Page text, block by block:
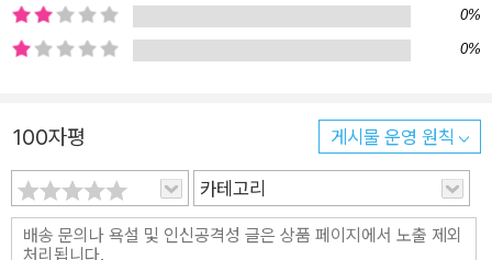
신의 지문이 묻은 칼이 발견되었고 자신이 유력한 살인 용의자로
지목되고 있음을 확인한다. 뜻밖의 소식에 당황하던 차에 누군가
을 날린다. 전처의 죽음이라는 1부의 충격적인 사건은 이 작품을
손에 땀을 쥐게 하는 추리소설 같은 분위기로 이끈다. 이러한 긴
장감은 소설이 끝날 때까지 이어지며 독자로 하여금 과연 진실은
무엇인지를 끊임없이 되묻게 한다. 이후 주인공은 거리의 부랑자
신세가 되는데, 그가 쓰레기 더미를 뒤지며 생활하게 되는 과정은
0%
0%
100자평 게시물 운영 원칙
카테고리